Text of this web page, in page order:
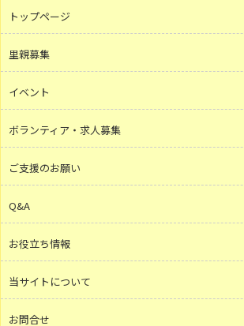
トップページ
里親募集
イベント
ボランティア・求人募集
ご支援のお願い
Q&A
お役立ち情報
当サイトについて
お問合せ